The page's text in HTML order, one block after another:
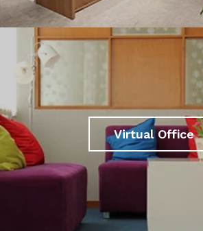
Virtual Office